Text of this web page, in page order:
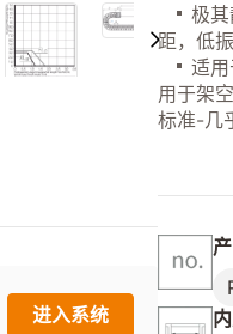
进入系统
极
距，低
适
用于架
标准-几